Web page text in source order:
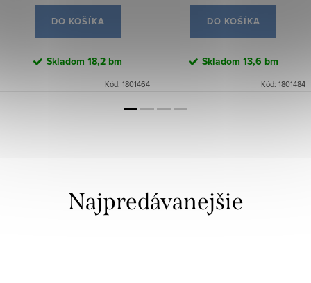
DO KOŠÍKA
Skladom 18,2 bm
Kód: 1801464
DO KOŠÍKA
Skladom 13,6 bm
Kód: 1801484
Najpredávanejšie